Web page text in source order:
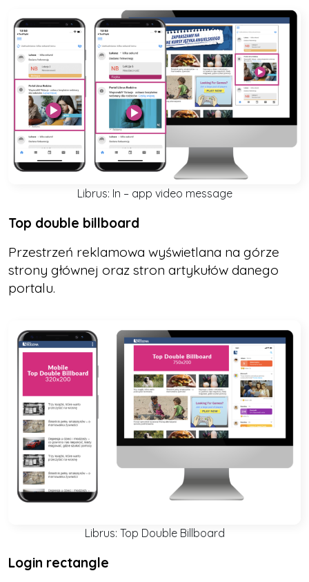
Librus: In – app video message
Top double billboard
Przestrzeń reklamowa wyświetlana na górze
strony głównej oraz stron artykułów danego
portalu.
Librus: Top Double Billboard
Login rectangle